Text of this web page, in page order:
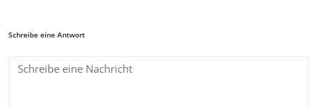
Schreibe eine Antwort